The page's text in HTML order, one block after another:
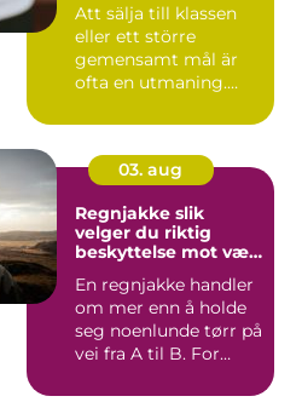
Att sälja till klassen
eller ett större
gemensamt mål är
ofta en utmaning.
03. aug
Regnjakke slik
velger du riktig
beskyttelse mot vær
En regnjakke handler
om mer enn å holde
seg noenlunde tørr på
vei fra A til B. For